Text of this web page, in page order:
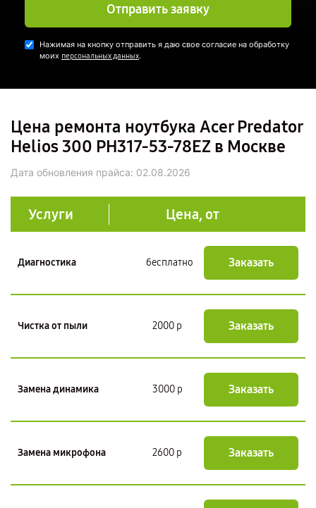
Отправить заявку
Нажимая на кнопку отправить я даю свое согласие на обработку
моих персональных данных.
Цена ремонта ноутбука Acer Predator
Helios 300 PH317-53-78EZ в Москве
Дата обновления прайса: 02.08.2026
Услуги Цена, от
Диагностика бесплатно Заказать
Чистка от пыли 2000 р Заказать
Замена динамика 3000 р Заказать
Замена микрофона 2600 р Заказать